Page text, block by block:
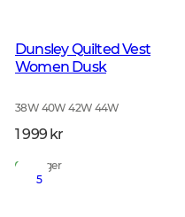
Dunsley Quilted Vest
Women Dusk
38W 40W 42W 44W
1 999 kr
På lager
5